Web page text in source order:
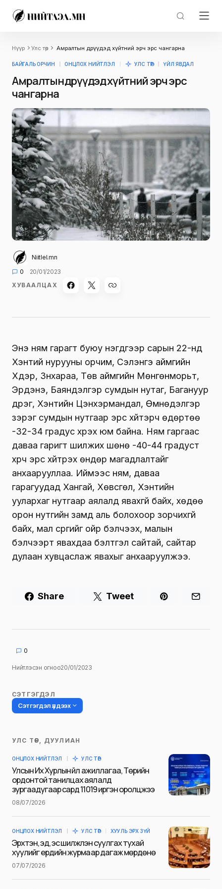
Нүүр Улс төр Амралтын өдрүүдэд хүйтний эрч эрс чангарна
БАЙГАЛЬ ОРЧИН ОНЦЛОХ НИЙТЛЭЛ УЛС ТӨР ҮЙЛ ЯВДАЛ
Амралтын өдрүүдэд хүйтний эрч эрс
чангарна
Niitlel.mn
0
20/01/2023
ХУВААЛЦАХ
Энэ ням гарагт буюу нэгдүгээр сарын 22-нд
Хэнтий нурууны орчим, Сэлэнгэ аймгийн
Хүдэр, Зүүнхараа, Төв аймгийн Мөнгөнморьт,
Эрдэнэ, Баяндэлгэр сумдын нутаг, Багануур
дүүрэг, Хэнтийн Цэнхэрмандал, Өмнөдэлгэр
зэрэг сумдын нутгаар эрс хүйтэрч өдөртөө
-32-34 градус хүрэх юм байна. Ням гаргаас
даваа гаригт шилжих шөнө -40-44 градуст
хүрч эрс хүйтрэх өндөр магадлалтайг
анхаарууллаа. Иймээс ням, даваа
гарагуудад Хангай, Хөвсгөл, Хэнтийн
уулархаг нутгаар аялалд явахгүй байх, хөдөө
орон нутгийн замд аль болохоор зорчихгүй
байх, мал сүргийг ойр бэлчээх, малын
бэлчээрт явахдаа бэлтгэл сайтай, сайтар
дулаан хувцаслаж явахыг анхааруулжээ.
Share Tweet
0
Нийтлэсэн огноо20/01/2023
СЭТГЭГДЭЛ
Сэтгэгдэл үлдээх
Таны имэйл хаягийг нийтлэхгүй.
тэмдэглэсэн
Сэтгэгдэл*
Name
УЛС ТӨР, ДУУЛИАН
ОНЦЛОХ НИЙТЛЭЛ УЛС ТӨР
Улсын Их Хурлын үйл ажиллагаа, Төрийн
ордонтой танилцах аялалд
зургаадугаар сард 11019 иргэн оролцжээ
08/07/2026
ОНЦЛОХ НИЙТЛЭЛ УЛС ТӨР ХУУЛЬ ЭРХ ЗҮЙ
Эрхтэн, эд, эс шилжүүлэн суулгах тухай
хуулийг ердийн журмаар дагаж мөрдөнө
07/07/2026